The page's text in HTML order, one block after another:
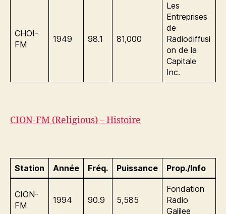
CHOI-
FM
1949 98.1 81,000
Les
Entreprises
de
Radiodiffusi
on de la
Capitale
Inc.
CION-FM (Religious) – Histoire
Station Année Fréq. Puissance Prop./Info
CION-
FM
1994 90.9 5,585
Fondation
Radio
Galilee